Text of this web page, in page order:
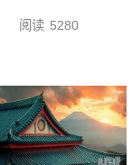
阅读 5280